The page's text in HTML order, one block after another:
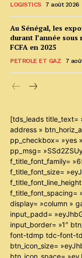
LOGISTICS 7 août 2026
Au Sénégal, les
durant l’année
FCFA en 2025
PETROLE ET GAZ 7
[tds_leads title_text=
address »
pp_checkbox= »yes »
pp_msg=
f_title_font_family=
f_title_font_size=
f_title_font_spacing=
display= »column »
input_padd=
input_border= »1″
font-tdmp tdc-font-
btn_icon_size=
btn_icon_space=